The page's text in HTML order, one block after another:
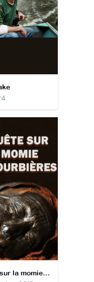
Enquête sur la momie des tourbières